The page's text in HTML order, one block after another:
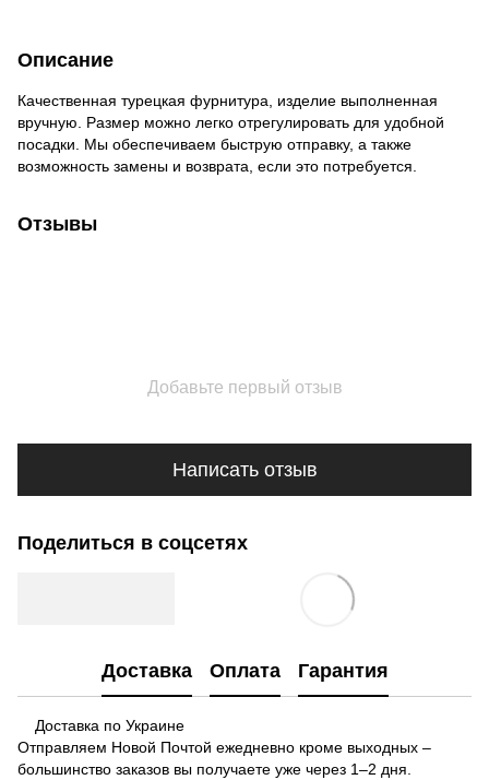
Описание
Качественная турецкая фурнитура, изделие выполненная
вручную. Размер можно легко отрегулировать для удобной
посадки. Мы обеспечиваем быструю отправку, а также
возможность замены и возврата, если это потребуется.
Отзывы
Добавьте первый отзыв
Написать отзыв
Поделиться в соцсетях
Доставка Оплата Гарантия
Доставка по Украине
Отправляем Новой Почтой ежедневно кроме выходных –
большинство заказов вы получаете уже через 1–2 дня.